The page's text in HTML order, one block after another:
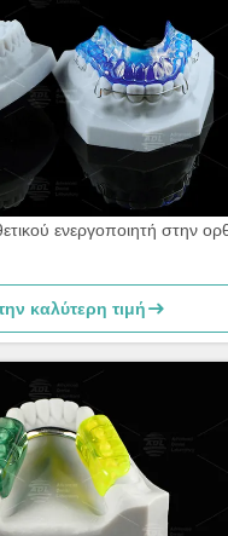
ενεργοποιητή στην
καλύτερη τιμή